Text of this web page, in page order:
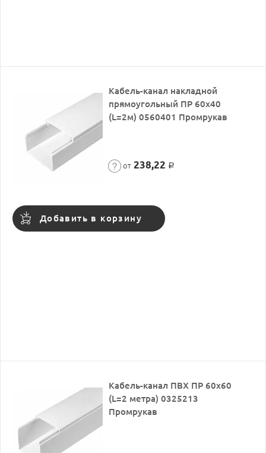
Кабель-канал накладной
прямоугольный ПР 60х40
(L=2м) 0560401 Промрукав
от 238,22 Р
Добавить в корзину
Кабель-канал ПВХ ПР 60х60
(L=2 метра) 0325213
Промрукав